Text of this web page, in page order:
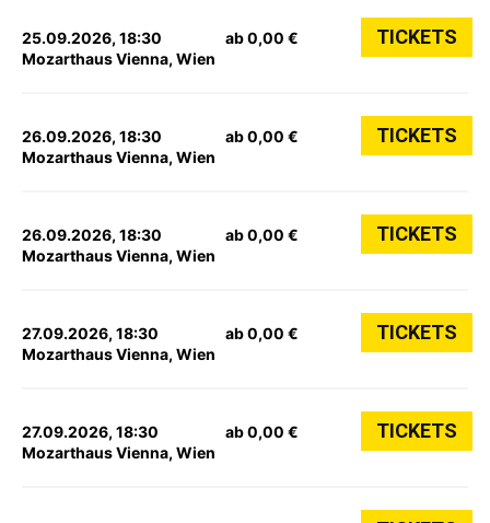
25.09.2026, 18:30
Mozarthaus Vienna, Wien
ab 0,00 € TICKETS
26.09.2026, 18:30
Mozarthaus Vienna, Wien
ab 0,00 € TICKETS
26.09.2026, 18:30
Mozarthaus Vienna, Wien
ab 0,00 € TICKETS
27.09.2026, 18:30
Mozarthaus Vienna, Wien
ab 0,00 € TICKETS
27.09.2026, 18:30
Mozarthaus Vienna, Wien
ab 0,00 € TICKETS